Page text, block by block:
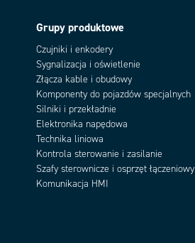
Grupy produktowe
Czujniki i enkodery
Sygnalizacja i oświetlenie
Złącza kable i obudowy
Komponenty do pojazdów specjalnych
Silniki i przekładnie
Elektronika napędowa
Technika liniowa
Kontrola sterowanie i zasilanie
Szafy sterownicze i osprzęt łączeniowy
Komunikacja HMI